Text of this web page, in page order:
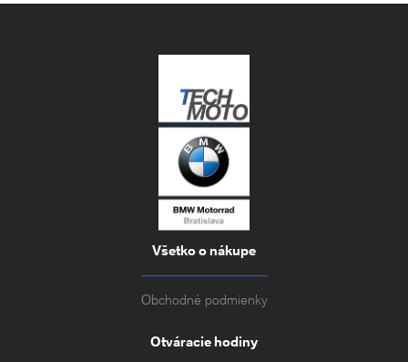
Všetko o nákupe
Obchodné podmienky
Otváracie hodiny